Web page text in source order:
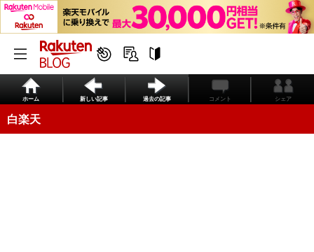
ホーム 新しい記事 過去の記事 コメント シェア
白楽天